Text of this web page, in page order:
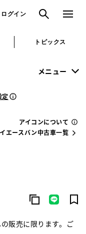
ログイン 検索 メニュ
トピックス
メニュー
定
アイコンについて
エースバン中古車一覧
販売に限ります。ご